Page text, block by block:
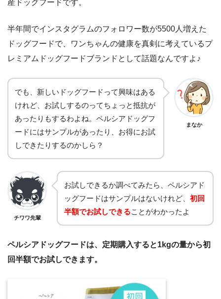
産ドッグフードです。
半年間でインスタグラムのフォロワー数が5500人増えた
ドッグフードで、ワンちゃんの健康を真剣に考えているプ
レミアムドッグフードブランドとして話題なんですよ♪
でも、新しいドッグフードって興味はある
けれど、お試しするのってちょっと抵抗が
あったりもするわよね。ペルシアドッグフ
ードにはサンプルがあったり、お得にお試
しできたりするのかしら？
まなか
チワワ先輩
お試しできるか調べてみたら、ペルシアド
ッグフードはサンプルはないけれど、 初回
半額でお試しできることがわかったよ
ペルシアドッグフードは、定期購入すると1kgの量から初
回半額でお試しできます。